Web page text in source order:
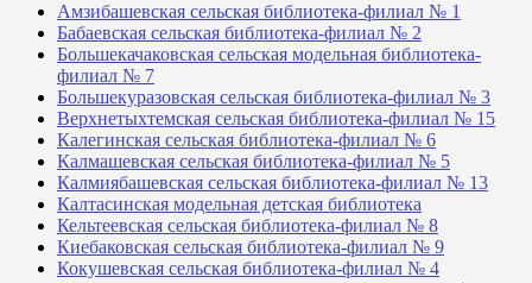
Амзибашевская сельская библиотека-филиал № 1
Бабаевская сельская библиотека-филиал № 2
Большекачаковская сельская модельная библиотека-
филиал № 7
Большекуразовская сельская библиотека-филиал № 3
Верхнетыхтемская сельская библиотека-филиал № 15
Калегинская сельская библиотека-филиал № 6
Калмашевская сельская библиотека-филиал № 5
Калмиябашевская сельская библиотека-филиал № 13
Калтасинская модельная детская библиотека
Кельтеевская сельская библиотека-филиал № 8
Киебаковская сельская библиотека-филиал № 9
Кокушевская сельская библиотека-филиал № 4